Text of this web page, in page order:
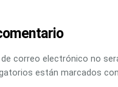
correo electrónico no
están marcados con